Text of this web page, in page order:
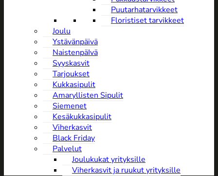
Puutarhatarvikkeet
Floristiset tarvikkeet
Joulu
Ystävänpäivä
NaistenpäIvä
Syyskasvit
Tarjoukset
Kukkasipulit
Amaryllisten Sipulit
Siemenet
Kesäkukkasipulit
Viherkasvit
Black Friday
Palvelut
Joulukukat yrityksille
Viherkasvit ja ruukut yrityksille